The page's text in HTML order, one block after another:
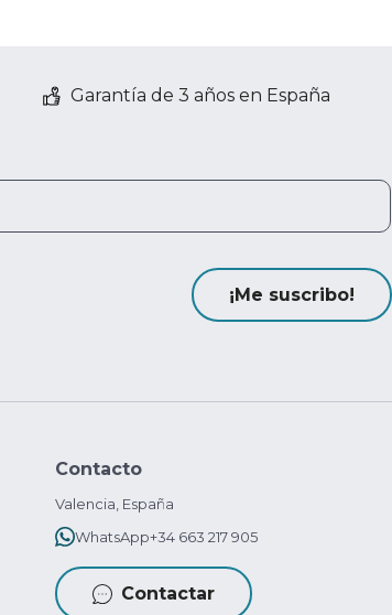
Garantía de 3 años en España
¡Me suscribo!
Contacto
Valencia, España
WhatsApp+34 663 217 905
Contactar